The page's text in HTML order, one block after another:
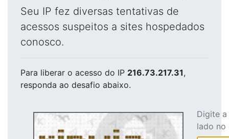
Seu IP fez diversas tentativas de
acessos suspeitos a sites hospedados
conosco.
Para liberar o acesso do IP 216.73.217.31,
responda ao desafio abaixo.
Digite
lado no